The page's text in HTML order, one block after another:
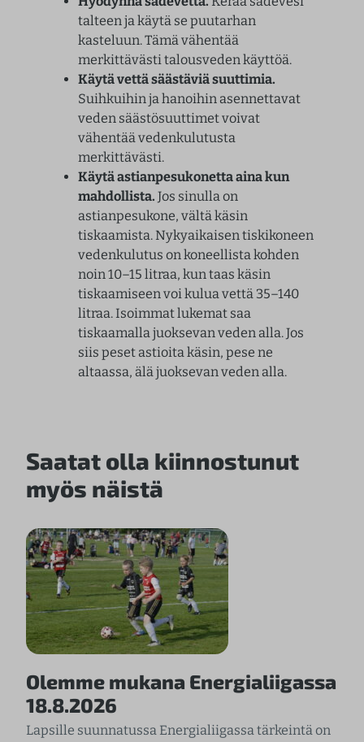
talteen ja käytä se puutarhan
kasteluun. Tämä vähentää
merkittävästi talousveden käyttöä.
Käytä vettä säästäviä suuttimia.
Suihkuihin ja hanoihin asennettavat
veden säästösuuttimet voivat
vähentää vedenkulutusta
merkittävästi.
Käytä astianpesukonetta aina kun
mahdollista. Jos sinulla on
astianpesukone, vältä käsin
tiskaamista. Nykyaikaisen tiskikoneen
vedenkulutus on koneellista kohden
noin 10–15 litraa, kun taas käsin
tiskaamiseen voi kulua vettä 35–140
litraa. Isoimmat lukemat saa
tiskaamalla juoksevan veden alla. Jos
siis peset astioita käsin, pese ne
altaassa, älä juoksevan veden alla.
Saatat olla kiinnostunut
myös näistä
Olemme mukana Energialiigassa
18.8.2026
Lapsille suunnatussa Energialiigassa tärkeintä on